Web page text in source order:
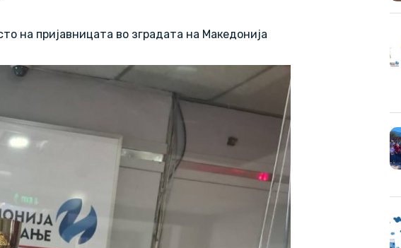
на пријавницата во зградата на Македонија